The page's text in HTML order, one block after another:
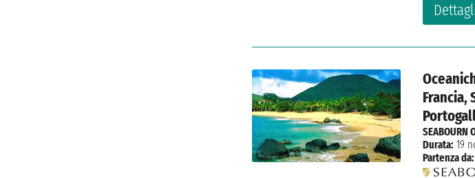
Francia,
SEABOURN
Durata: 19
Partenza da: